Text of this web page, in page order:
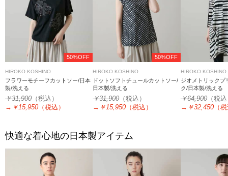
50%OFF
HIROKO KOSHINO
フラワーモチーフカットソー/日本
製/洗える
￥31,900 （税込）
→ ￥15,950 （税込）
50%OFF
HIROKO KOSHINO
ドットソフトチュールカットソー/
日本製/洗える
￥31,900（税込）
→ ￥15,950 （税込）
HIROKO KOSHINO
ジオメトリックプ
ク/日本製/洗える
￥64,900（税
→ ￥32,450（
快適な着心地の日本製アイテム